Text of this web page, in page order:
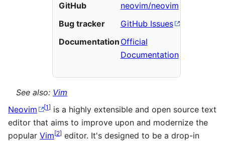
GitHub
neovim/neovim
Bug tracker
GitHub Issues
Documentation Official
Documentation
See also: Vim
Neovim
[1] is a highly extensible and open source text
editor that aims to improve upon and modernize the
popular Vim[2] editor. It's designed to be a drop-in